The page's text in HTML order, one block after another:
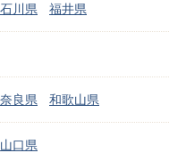
石川県 福井県
奈良県 和歌山県
山口県